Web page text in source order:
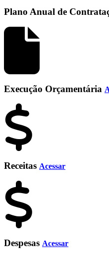
Plano Anual de
Execução Orçamentária
Receitas Acessar
Despesas Acessar